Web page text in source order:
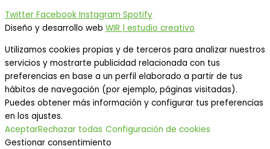
Twitter Facebook Instagram Spotify
Diseño y desarrollo web WIR | estudio creativo
Utilizamos cookies propias y de terceros para analizar nuestros
servicios y mostrarte publicidad relacionada con tus
preferencias en base a un perfil elaborado a partir de tus
hábitos de navegación (por ejemplo, páginas visitadas).
Puedes obtener más información y configurar tus preferencias
en los ajustes.
AceptarRechazar todas Configuración de cookies
Gestionar consentimiento